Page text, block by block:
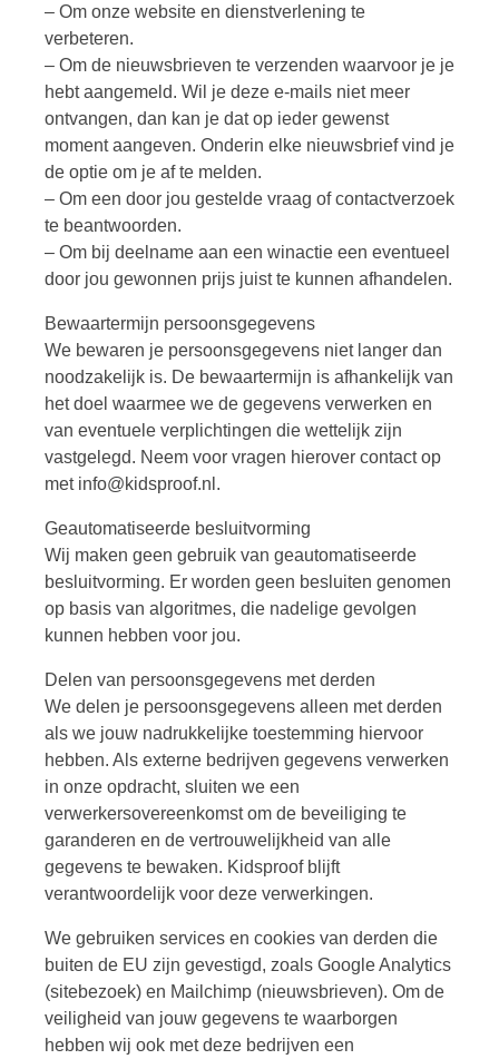
– Om onze website en dienstverlening te
verbeteren.
– Om de nieuwsbrieven te verzenden waarvoor je je
hebt aangemeld. Wil je deze e-mails niet meer
ontvangen, dan kan je dat op ieder gewenst
moment aangeven. Onderin elke nieuwsbrief vind je
de optie om je af te melden.
– Om een door jou gestelde vraag of contactverzoek
te beantwoorden.
– Om bij deelname aan een winactie een eventueel
door jou gewonnen prijs juist te kunnen afhandelen.
Bewaartermijn persoonsgegevens
We bewaren je persoonsgegevens niet langer dan
noodzakelijk is. De bewaartermijn is afhankelijk van
het doel waarmee we de gegevens verwerken en
van eventuele verplichtingen die wettelijk zijn
vastgelegd. Neem voor vragen hierover contact op
met info@kidsproof.nl.
Geautomatiseerde besluitvorming
Wij maken geen gebruik van geautomatiseerde
besluitvorming. Er worden geen besluiten genomen
op basis van algoritmes, die nadelige gevolgen
kunnen hebben voor jou.
Delen van persoonsgegevens met derden
We delen je persoonsgegevens alleen met derden
als we jouw nadrukkelijke toestemming hiervoor
hebben. Als externe bedrijven gegevens verwerken
in onze opdracht, sluiten we een
verwerkersovereenkomst om de beveiliging te
garanderen en de vertrouwelijkheid van alle
gegevens te bewaken. Kidsproof blijft
verantwoordelijk voor deze verwerkingen.
We gebruiken services en cookies van derden die
buiten de EU zijn gevestigd, zoals Google Analytics
(sitebezoek) en Mailchimp (nieuwsbrieven). Om de
veiligheid van jouw gegevens te waarborgen
hebben wij ook met deze bedrijven een